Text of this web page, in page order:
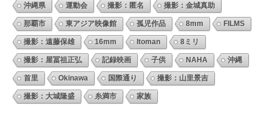
沖縄県 運動会 撮影：匿名 撮影：金城真助
那覇市 東アジア映像館 孤児作品 8mm FILMS
撮影：遠藤保雄 16mm Itoman 8ミリ
撮影：屋冨祖正弘 記録映画 子供 NAHA 沖縄
首里 Okinawa 国際通り 撮影：山里景吉
撮影：大城隆盛 糸満市 家族